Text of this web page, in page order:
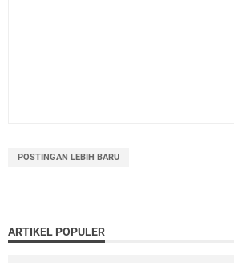
POSTINGAN LEBIH BARU
ARTIKEL POPULER